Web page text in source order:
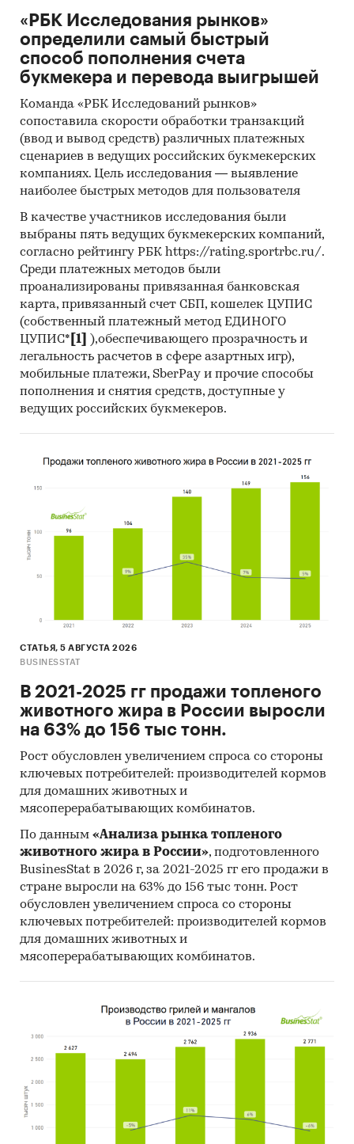
«РБК Исследования рынков»
определили самый быстрый
способ пополнения счета
букмекера и перевода выигрышей
Команда «РБК Исследований рынков»
сопоставила скорости обработки транзакций
(ввод и вывод средств) различных платежных
сценариев в ведущих российских букмекерских
компаниях. Цель исследования — выявление
наиболее быстрых методов для пользователя
В качестве участников исследования были
выбраны пять ведущих букмекерских компаний,
согласно рейтингу РБК https://rating.sportrbc.ru/.
Среди платежных методов были
проанализированы привязанная банковская
карта, привязанный счет СБП, кошелек ЦУПИС
(собственный платежный метод ЕДИНОГО
ЦУПИС* [1]
),обеспечивающего прозрачность и
легальность расчетов в сфере азартных игр),
мобильные платежи, SberPay и прочие способы
пополнения и снятия средств, доступные у
ведущих российских букмекеров.
СТАТЬЯ, 5 АВГУСТА 2026
BUSINESSTAT
В 2021-2025 гг продажи топленого
животного жира в России выросли
на 63% до 156 тыс тонн.
Рост обусловлен увеличением спроса со стороны
ключевых потребителей: производителей кормов
для домашних животных и
мясоперерабатывающих комбинатов.
По данным «Анализа рынка топленого
животного жира в России», подготовленного
BusinesStat в 2026 г, за 2021-2025 гг его продажи в
стране выросли на 63% до 156 тыс тонн. Рост
обусловлен увеличением спроса со стороны
ключевых потребителей: производителей кормов
для домашних животных и
мясоперерабатывающих комбинатов.